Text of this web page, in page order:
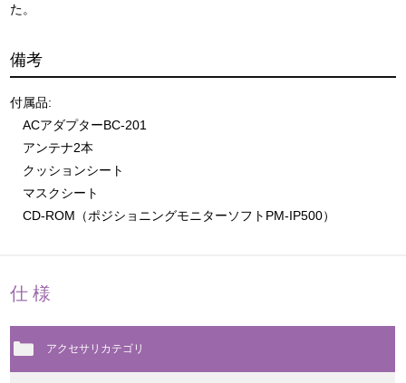
た。
備考
付属品:
ACアダプターBC-201
アンテナ2本
クッションシート
マスクシート
CD-ROM（ポジショニングモニターソフトPM-IP500）
仕様
アクセサリカテゴリ